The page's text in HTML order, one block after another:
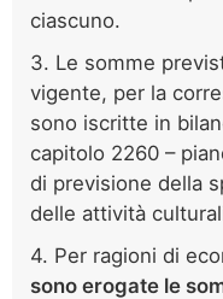
ciascuno.
3. Le somme
vigente, per la
sono iscritte in
capitolo 2260 –
di previsione della
delle attività
4. Per ragioni di
sono erogate le